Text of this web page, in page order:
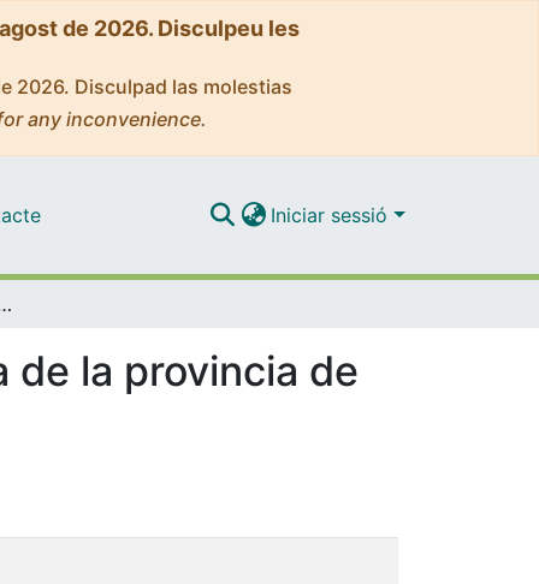
de 2026. Disculpeu les
2026. Disculpad las molestias
any inconvenience.
Iniciar sessió
la pteridoflora de la provincia de Murcia
la provincia de